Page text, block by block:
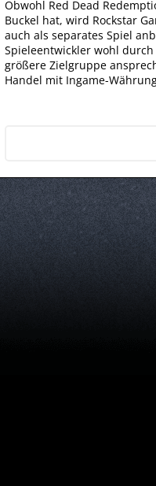
Obwohl Red Dead
Buckel hat, wird Rockstar
auch als separates Spiel
Spieleentwickler wohl
größere Zielgruppe
Handel mit Ingame-